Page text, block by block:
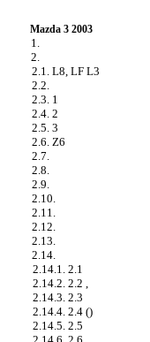
Mazda 3 2003
1.
2.
2.1. L8, LF L3
2.2.
2.3. 1
2.4. 2
2.5. 3
2.6. Z6
2.7.
2.8.
2.9.
2.10.
2.11.
2.12.
2.13.
2.14.
2.14.1. 2.1
2.14.2. 2.2 ,
2.14.3. 2.3
2.14.4. 2.4 ()
2.14.5. 2.5